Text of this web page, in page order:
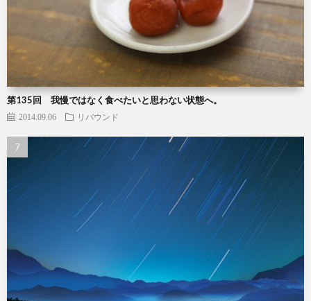
第135回 我慢ではなく食べたいと思わない状態へ。
2014.09.06 リバウンド